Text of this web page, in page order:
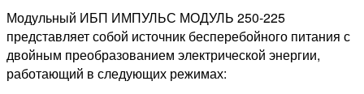
Модульный ИБП ИМПУЛЬС МОДУЛЬ 250-225
представляет собой источник бесперебойного питания с
двойным преобразованием электрической энергии,
работающий в следующих режимах: